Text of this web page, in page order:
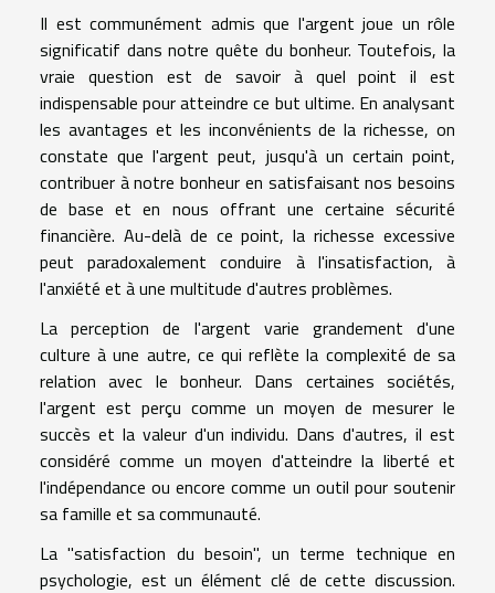
Il est communément admis que l'argent joue un rôle
significatif dans notre quête du bonheur. Toutefois, la
vraie question est de savoir à quel point il est
indispensable pour atteindre ce but ultime. En analysant
les avantages et les inconvénients de la richesse, on
constate que l'argent peut, jusqu'à un certain point,
contribuer à notre bonheur en satisfaisant nos besoins
de base et en nous offrant une certaine sécurité
financière. Au-delà de ce point, la richesse excessive
peut paradoxalement conduire à l'insatisfaction, à
l'anxiété et à une multitude d'autres problèmes.
La perception de l'argent varie grandement d'une
culture à une autre, ce qui reflète la complexité de sa
relation avec le bonheur. Dans certaines sociétés,
l'argent est perçu comme un moyen de mesurer le
succès et la valeur d'un individu. Dans d'autres, il est
considéré comme un moyen d'atteindre la liberté et
l'indépendance ou encore comme un outil pour soutenir
sa famille et sa communauté.
La "satisfaction du besoin", un terme technique en
psychologie, est un élément clé de cette discussion.